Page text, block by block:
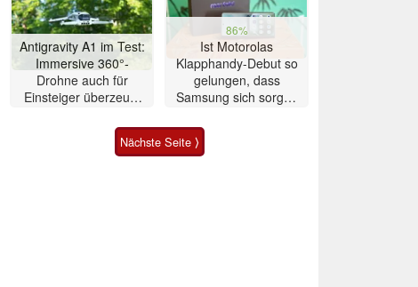
Antigravity A1 im Test:
Immersive 360°-
Drohne auch für
Einsteiger überzeugt
86%
Ist Motorolas
Klapphandy-Debut so
gelungen, dass
Samsung sich sorgen
Smartphone im Test
Nächste Seite ⟩